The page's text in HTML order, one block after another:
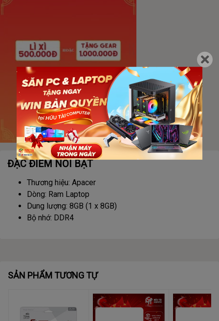
ĐẶC ĐIỂM NỔI BẬT
Thương hiệu: Apacer
Dòng: Ram Laptop
Dung lượng: 8GB (1 x 8GB)
Bộ nhớ: DDR4
SẢN PHẨM TƯƠNG TỰ